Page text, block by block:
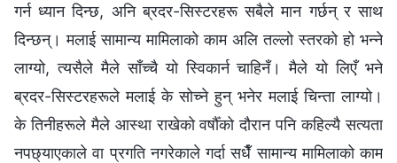
गर्न ध्यान दिन्छ, अनि ब्रदर-सिस्टरहरू सबैले मान गर्छन् र साथ
दिन्छन्। मलाई सामान्य मामिलाको काम अलि तल्लो स्तरको हो भन्ने
लाग्यो, त्यसैले मैले साँच्चै यो स्विकार्न चाहिनँ। मैले यो लिएँ भने
ब्रदर-सिस्टरहरूले मलाई के सोच्ने हुन् भनेर मलाई चिन्ता लाग्यो।
के तिनीहरूले मैले आस्था राखेको वर्षौँको दौरान पनि कहिल्यै सत्यता
नपछ्याएकाले वा प्रगति नगरेकाले गर्दा सधैँ सामान्य मामिलाको काम